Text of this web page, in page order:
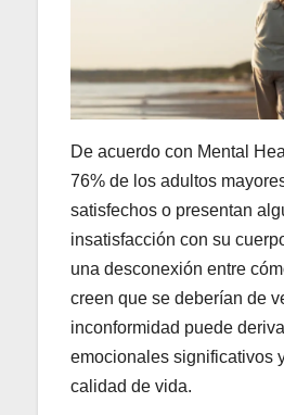
De acuerdo con Mental
76% de los adultos
satisfechos o presentan
insatisfacción con su
una desconexión entre
creen que se deberían de
inconformidad puede
emocionales significativos
calidad de vida.